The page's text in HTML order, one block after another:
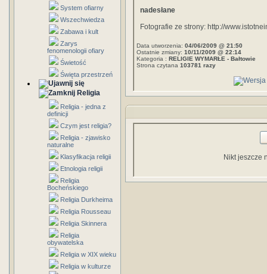
System ofiarny
Wszechwiedza
Zabawa i kult
Zarys
fenomenologii ofiary
Świetość
Święta przestrzeń
Religia
Religia - jedna z
definicji
Czym jest religia?
Religia - zjawisko
naturalne
Klasyfikacja religii
Etnologia religii
Religia
Bocheńskiego
Religia Durkheima
Religia Rousseau
Religia Skinnera
Religia
obywatelska
Religia w XIX wieku
Religia w kulturze
nadesłane
Fotografie ze strony: http://
Data utworzenia: 04/06/2009 @ 21:50
Ostatnie zmiany: 10/11/2009 @ 22:14
Kategoria : RELIGIE WYMARŁE - Bałtowie
Strona czytana 103781 razy
Nikt jeszcze